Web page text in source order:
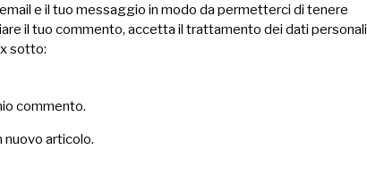
e il tuo messaggio in modo da permetterci di tenere
il tuo commento, accetta il trattamento dei dati personali
sotto:
commento.
nuovo articolo.